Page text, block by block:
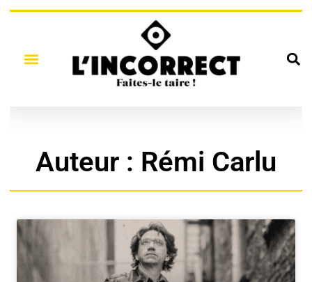
Auteur : Rémi Carlu